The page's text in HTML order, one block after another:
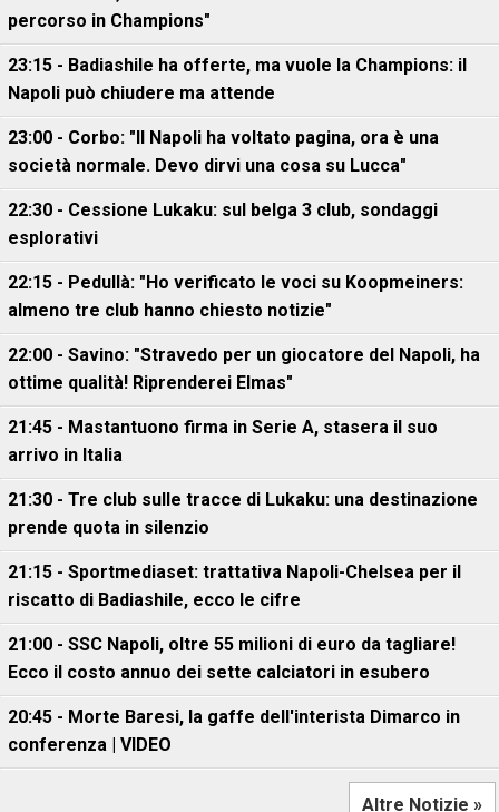
percorso in Champions"
23:15 - Badiashile ha offerte, ma vuole la Champions: il
Napoli può chiudere ma attende
23:00 - Corbo: "Il Napoli ha voltato pagina, ora è una
società normale. Devo dirvi una cosa su Lucca"
22:30 - Cessione Lukaku: sul belga 3 club, sondaggi
esplorativi
22:15 - Pedullà: "Ho verificato le voci su Koopmeiners:
almeno tre club hanno chiesto notizie"
22:00 - Savino: "Stravedo per un giocatore del Napoli, ha
ottime qualità! Riprenderei Elmas"
21:45 - Mastantuono firma in Serie A, stasera il suo
arrivo in Italia
21:30 - Tre club sulle tracce di Lukaku: una destinazione
prende quota in silenzio
21:15 - Sportmediaset: trattativa Napoli-Chelsea per il
riscatto di Badiashile, ecco le cifre
21:00 - SSC Napoli, oltre 55 milioni di euro da tagliare!
Ecco il costo annuo dei sette calciatori in esubero
20:45 - Morte Baresi, la gaffe dell'interista Dimarco in
conferenza | VIDEO
Altre Notizie »